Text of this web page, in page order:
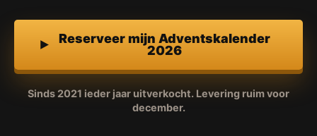
Reserveer mijn Adventskalender
2026
Sinds 2021 ieder jaar uitverkocht. Levering ruim voor
december.